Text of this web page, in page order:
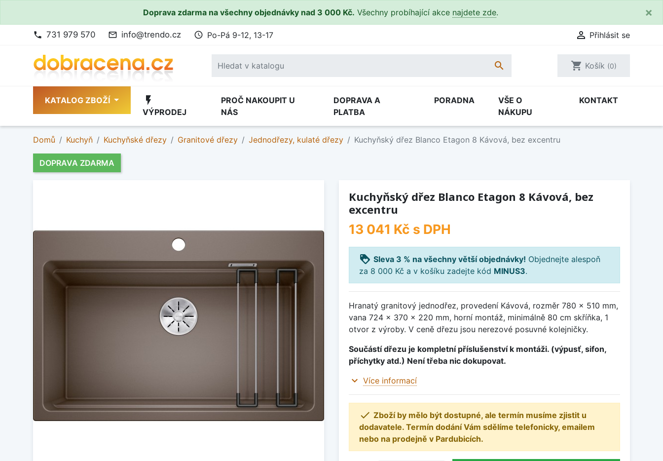
Doprava zdarma na všechny objednávky nad 3 000 Kč. Všechny probíhající akce najdete zde. ×
phone 731 979 570 mail_outline info@trendo.cz access_time Po-Pá 9-12, 13-17  Přihlásit se
 shopping_cart Košík (0)
KATALOG ZBOŽÍ flash_on
VÝPRODEJ
PROČ NAKOUPIT U
NÁS
DOPRAVA A
PLATBA
PORADNA
VŠE O
NÁKUPU
KONTAKT
Domů Kuchyň Kuchyňské dřezy Granitové dřezy Jednodřezy, kulaté dřezy Kuchyňský dřez Blanco Etagon 8 Kávová, bez excentru
DOPRAVA ZDARMA
Kuchyňský dřez Blanco Etagon 8 Kávová, bez
excentru
13 041 Kč s DPH
loyalty Sleva 3 % na všechny větší objednávky! Objednejte alespoň
za 8 000 Kč a v košíku zadejte kód MINUS3.
Hranatý granitový jednodřez, provedení Kávová, rozměr 780 x 510 mm,
vana 724 x 370 x 220 mm, horní montáž, minimálně 80 cm skříňka, 1
otvor z výroby. V ceně dřezu jsou nerezové posuvné kolejničky.
Součástí dřezu je kompletní příslušenství k montáži. (výpusť, sifon,
příchytky atd.) Není třeba nic dokupovat.
expand_more Více informací
 Zboží by mělo být dostupné, ale termín musíme zjistit u
dodavatele. Termín dodání Vám sdělíme telefonicky, emailem
nebo na prodejně v Pardubicích.